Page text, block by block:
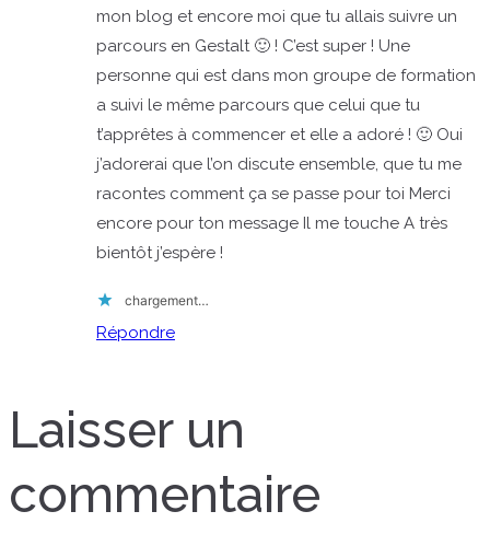
mon blog et encore moi que tu allais suivre un
parcours en Gestalt 🙂 ! C’est super ! Une
personne qui est dans mon groupe de formation
a suivi le même parcours que celui que tu
t’apprêtes à commencer et elle a adoré ! 🙂 Oui
j’adorerai que l’on discute ensemble, que tu me
racontes comment ça se passe pour toi Merci
encore pour ton message Il me touche A très
bientôt j’espère !
chargement…
Répondre
Laisser un
commentaire